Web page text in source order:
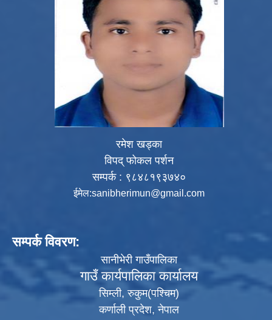
रमेश खड्का
विपद् फोकल पर्शन
सम्पर्क : ९८४८१९३७४०
ईमेल:sanibherimun@gmail.com
सम्पर्क विवरण:
सानीभेरी गाउँपालिका
गाउँ कार्यपालिका कार्यालय
सिम्ली, रुकुम(पश्‍चिम)
कर्णाली प्रदेश, नेपाल